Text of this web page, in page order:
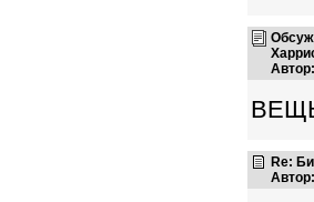
Автор:
Re:
Автор: